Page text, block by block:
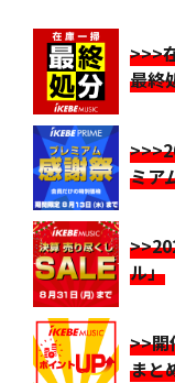
>>>
最終
ミア
ル」
>>開
まと